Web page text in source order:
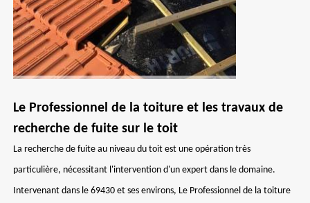
Le Professionnel de la toiture et les travaux de
recherche de fuite sur le toit
La recherche de fuite au niveau du toit est une opération très
particulière, nécessitant l'intervention d'un expert dans le domaine.
Intervenant dans le 69430 et ses environs, Le Professionnel de la toiture